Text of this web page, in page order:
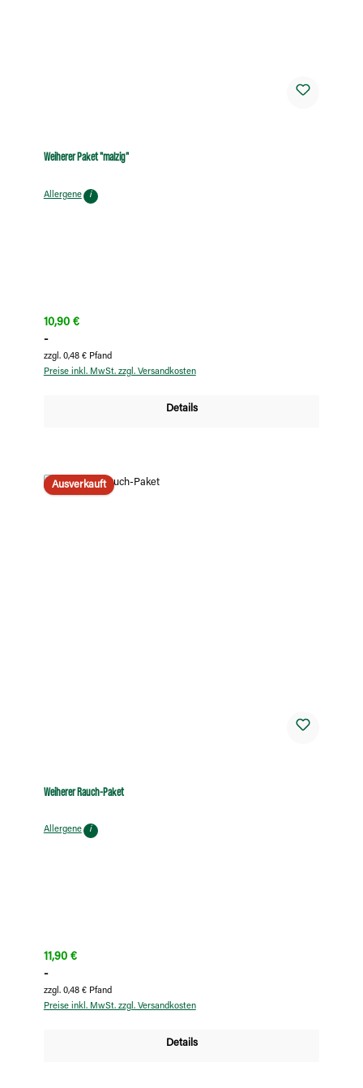
Weiherer Paket "malzig"
Allergene i
Regulärer Preis:
10,90 €
-
zzgl. 0,48 € Pfand
Preise inkl. MwSt. zzgl. Versandkosten
Details
Ausverkauft
Weiherer Rauch-Paket
Allergene i
Regulärer Preis:
11,90 €
-
zzgl. 0,48 € Pfand
Preise inkl. MwSt. zzgl. Versandkosten
Details